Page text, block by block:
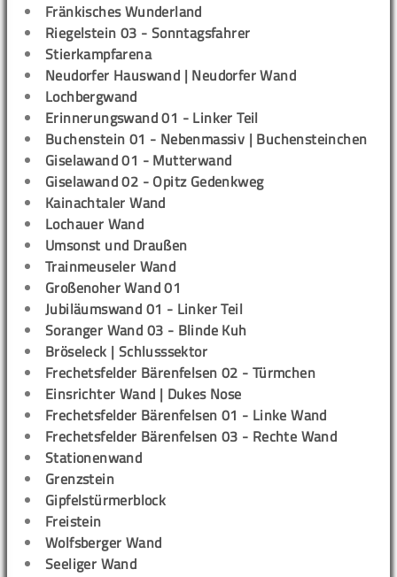
Fränkisches Wunderland
Riegelstein 03 - Sonntagsfahrer
Stierkampfarena
Neudorfer Hauswand | Neudorfer Wand
Lochbergwand
Erinnerungswand 01 - Linker Teil
Buchenstein 01 - Nebenmassiv | Buchensteinchen
Giselawand 01 - Mutterwand
Giselawand 02 - Opitz Gedenkweg
Kainachtaler Wand
Lochauer Wand
Umsonst und Draußen
Trainmeuseler Wand
Großenoher Wand 01
Jubiläumswand 01 - Linker Teil
Soranger Wand 03 - Blinde Kuh
Bröseleck | Schlusssektor
Frechetsfelder Bärenfelsen 02 - Türmchen
Einsrichter Wand | Dukes Nose
Frechetsfelder Bärenfelsen 01 - Linke Wand
Frechetsfelder Bärenfelsen 03 - Rechte Wand
Stationenwand
Grenzstein
Gipfelstürmerblock
Freistein
Wolfsberger Wand
Seeliger Wand